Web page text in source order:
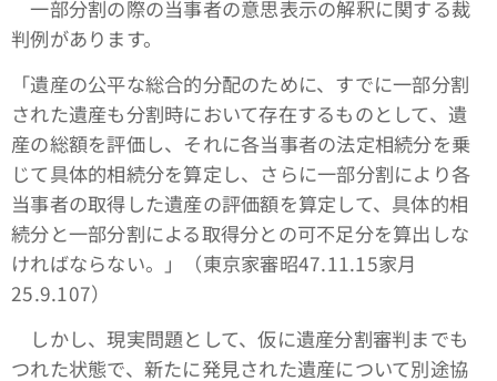
一部分割の際の当事者の意思表示の解釈に関する裁
判例があります。
「遺産の公平な総合的分配のために、すでに一部分割
された遺産も分割時において存在するものとして、遺
産の総額を評価し、それに各当事者の法定相続分を乗
じて具体的相続分を算定し、さらに一部分割により各
当事者の取得した遺産の評価額を算定して、具体的相
続分と一部分割による取得分との可不足分を算出しな
ければならない。」（東京家審昭47.11.15家月
25.9.107）
しかし、現実問題として、仮に遺産分割審判までも
つれた状態で、新たに発見された遺産について別途協